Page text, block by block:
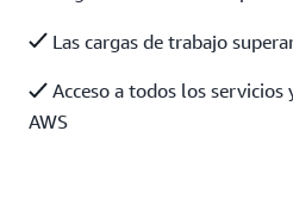
Las cargas de trabajo
Acceso a todos los servicios
AWS